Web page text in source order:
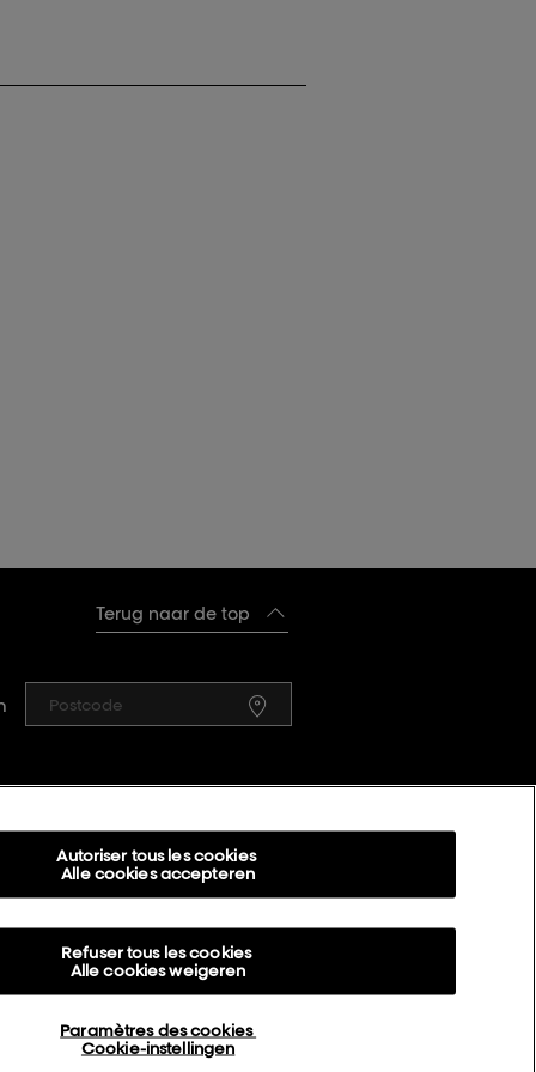
L’Oréal Professionnel
14, rue Royale 75008 PARIS
[email protected]
Terug naar de top
Cookie Settings
Paramètres des cookies
Cookie-instellingen
Refuser tous les cookies
Alle cookies weigeren
Autoriser tous les cookies
Alle cookies accepteren